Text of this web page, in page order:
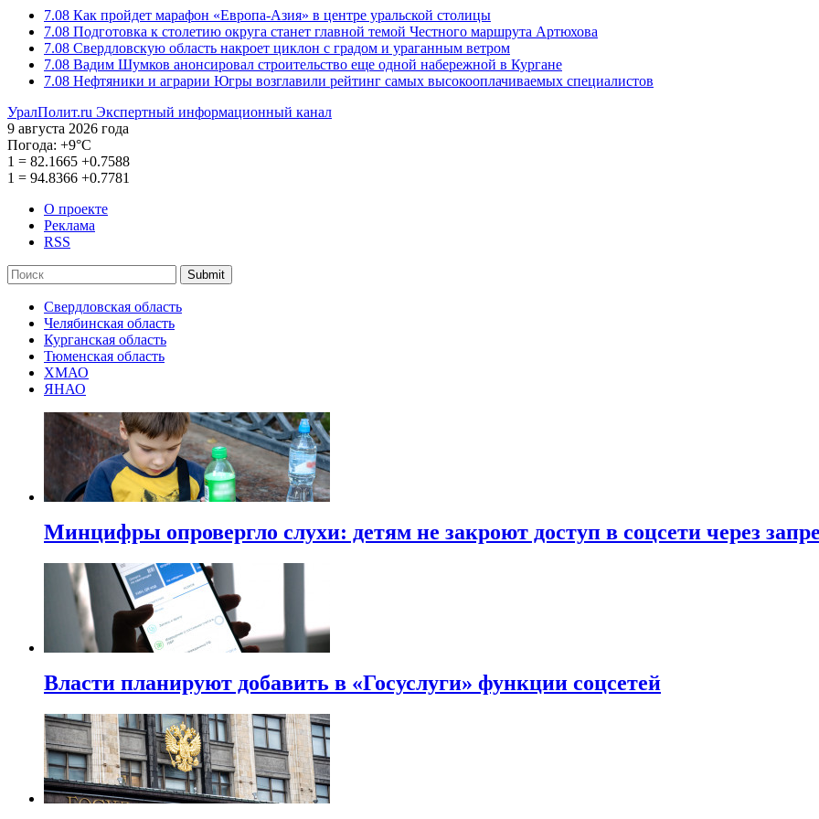
7.08 Как пройдет марафон «Европа-Азия» в центре уральской столицы
7.08 Подготовка к столетию округа станет главной темой Честного маршрута Артюхова
7.08 Свердловскую область накроет циклон с градом и ураганным ветром
7.08 Вадим Шумков анонсировал строительство еще одной набережной в Кургане
7.08 Нефтяники и аграрии Югры возглавили рейтинг самых высокооплачиваемых специалистов
УралПолит.ru Экспертный информационный канал
9 августа 2026 года
Погода: +9°С
1 = 82.1665 +0.7588
1 = 94.8366 +0.7781
О проекте
Реклама
RSS
Submit
Свердловская область
Челябинская область
Курганская область
Тюменская область
ХМАО
ЯНАО
Минцифры опровергло слухи: детям не закроют доступ в соцсети через
Власти планируют добавить в «Госуслуги» функции соцсетей